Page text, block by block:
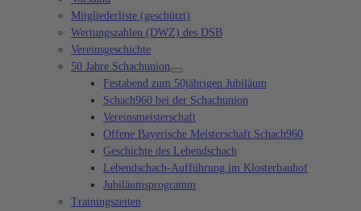
Mitgliederliste (geschützt)
Wertungszahlen (DWZ) des DSB
Vereinsgeschichte
50 Jahre Schachunion
Festabend zum 50jährigen Jubiläum
Schach960 bei der Schachunion
Vereinsmeisterschaft
Offene Bayerische Meisterschaft Schach960
Geschichte des Lebendschach
Lebendschach-Aufführung im Klosterbauhof
Jubiläumsprogramm
Trainingszeiten